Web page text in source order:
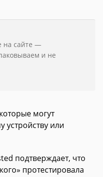
на сайте —
и не
могут
устройству или
подтверждает, что
протестировала